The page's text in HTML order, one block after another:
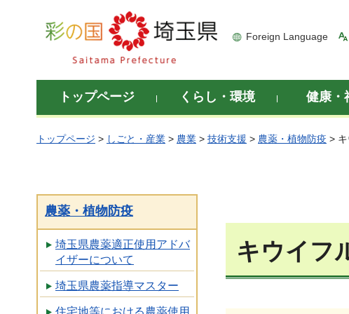
彩の国 埼玉県
Foreign Language
トップページ くらし・環境 健康・
トップページ > しごと・産業 > 農業 > 技術支援 > 農薬・植物防疫 >
農薬・植物防疫
埼玉県農薬適正使用アドバ
イザーについて
埼玉県農薬指導マスター
住宅地等における農薬使用
キウイフ